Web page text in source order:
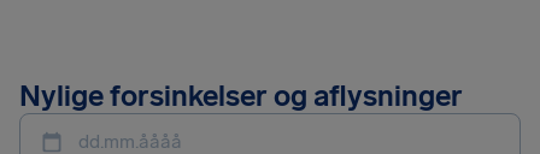
Nylige forsinkelser og aflysninger
dd.mm.åååå